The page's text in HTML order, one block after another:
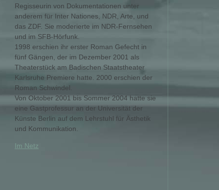
Regisseurin von Dokumentationen unter
anderem für Inter Nationes, NDR, Arte, und
das ZDF. Sie moderierte im NDR-Fernsehen
und im SFB-Hörfunk.
1998 erschien ihr erster Roman Gefecht in
fünf Gängen, der im Dezember 2001 als
Theaterstück am Badischen Staatstheater
Karlsruhe Premiere hatte. 2000 erschien der
Roman Schwindel.
Von Oktober 2001 bis Sommer 2004 hatte sie
eine Gastprofessur an der Universität der
Künste Berlin auf dem Lehrstuhl für Ästhetik
und Kommunikation.
Im Netz